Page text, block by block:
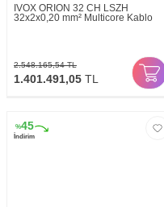
IVOX ORION 32 CH LSZH
32x2x0,20 mm² Multicore Kablo
2.548.165,54TL
1.401.491,05 TL
%45
İndirim